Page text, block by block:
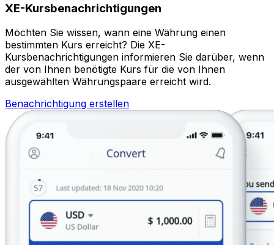
XE-Kursbenachrichtigungen
Möchten Sie wissen, wann eine Währung einen
bestimmten Kurs erreicht? Die XE-
Kursbenachrichtigungen informieren Sie darüber, wenn
der von Ihnen benötigte Kurs für die von Ihnen
ausgewählten Währungspaare erreicht wird.
Benachrichtigung erstellen